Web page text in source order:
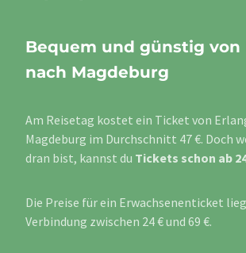
Bequem und günstig von
nach Magdeburg
Am Reisetag kostet ein Ticket von
Magdeburg im Durchschnitt 47 €. Doch
dran bist, kannst du Tickets schon ab
Die Preise für ein Erwachsenenticket
Verbindung zwischen 24 € und 69 €.